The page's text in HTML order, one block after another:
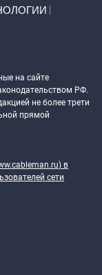
на сайте
РФ.
не более трети
прямой
) в
сети